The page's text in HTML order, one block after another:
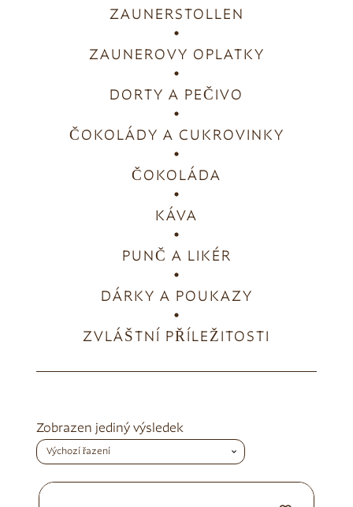
ZAUNERSTOLLEN
ZAUNEROVY OPLATKY
DORTY A PEČIVO
ČOKOLÁDY A CUKROVINKY
ČOKOLÁDA
KÁVA
PUNČ A LIKÉR
DÁRKY A POUKAZY
ZVLÁŠTNÍ PŘÍLEŽITOSTI
Zobrazen jediný výsledek